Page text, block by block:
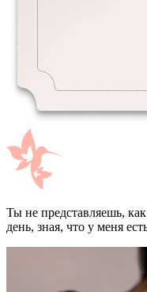
Ты не представляешь,
день, зная, что у меня